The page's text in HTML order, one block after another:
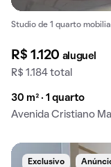
Studio de 1 quarto
R$ 1.120 aluguel
R$ 1.184 total
30 m² · 1 quarto
Avenida Cristiano
Exclusivo